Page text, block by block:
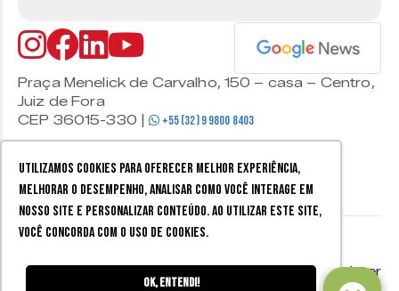
Utilizamos cookies para oferecer melhor experiência,
melhorar o desempenho, analisar como você interage em
nosso site e personalizar conteúdo. Ao utilizar este site,
você concorda com o uso de cookies.
Ok, entendi!
Praça Menelick de Carvalho, 150 – casa – Centro,
Juiz de Fora
CEP 36015-330 |
+55 (32) 9 9800 8403
os direitos reservados.
Mobister